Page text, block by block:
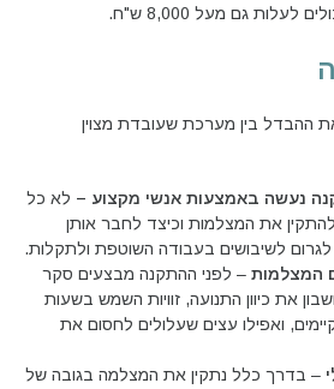
גם מעל 8,000 ש"ח.
ההבדל בין מערכת שעובדת מצוין
נעשה באמצעות אנשי מקצוע – לא כל
את המצלמות וכיצד לחבר אותן
לשיבושים בעבודה השוטפת ולתקלות.
המצלמות – לפני ההתקנה מבצעים סקר
את כיוון התנועה, זוויות השמש בשעות
ואפילו עצים שעלולים לחסום את
– בדרך כלל נתקין את המצלמה בגובה של